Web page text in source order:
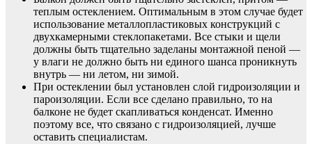
теплым остеклением. Оптимальным в этом случае будет
использование металлопластиковых конструкций с
двухкамерными стеклопакетами. Все стыки и щели
должны быть тщательно заделаны монтажной пеной —
у влаги не должно быть ни единого шанса проникнуть
внутрь — ни летом, ни зимой.
При остеклении был установлен слой гидроизоляции и
пароизоляции. Если все сделано правильно, то на
балконе не будет скапливаться конденсат. Именно
поэтому все, что связано с гидроизоляцией, лучше
оставить специалистам.